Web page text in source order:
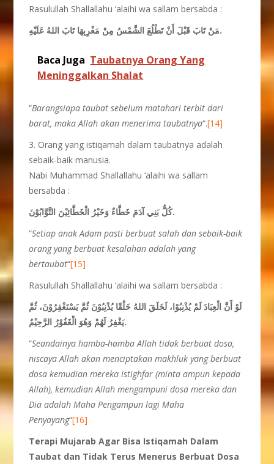
Rasulullah Shallallahu ‘alaihi wa sallam bersabda :
مَنْ تَابَ قَبْلَ أَنْ تَطْلُعَ الشَّمْسُ مِنْ مَغْرِبِهَا تَابَ اللهُ عَلَيْهِ.
Baca Juga Taubatnya Orang Yang
Meninggalkan Shalat
“Barangsiapa taubat sebelum matahari terbit dari
barat, maka Allah akan menerima taubatnya“.[14]
3. Orang yang istiqamah dalam taubatnya adalah
sebaik-baik manusia.
Nabi Muhammad Shallallahu ‘alaihi wa sallam
bersabda :
كُلُّ بَنِي آدَمَ خَطَّاءٌ وَخَيْرُ الْخَطَّائِيْنَ التَّوَّابُوْنَ.
“Setiap anak Adam pasti berbuat salah dan sebaik-baik
orang yang berbuat kesalahan adalah yang
bertaubat“[15]
Rasulullah Shallallahu ‘alaihi wa sallam bersabda :
لَوْ أَنَّ الْعِبَادَ لَمْ يُذْنِبُوْا، لَخَلَقَ اللهُ خَلْقًا يُذْنِبُوْنَ ثُمَّ يَسْتَغْفِرُوْنَ، ثُمَّ
يَغْفِرُ لَهُمْ وَهُوَ الْغَفُوْرُ الرَّحِيْمُ.
“Seandainya hamba-hamba Allah tidak berbuat dosa,
niscaya Allah akan menciptakan makhluk yang berbuat
dosa kemudian mereka istighfar (minta ampun kepada
Allah), kemudian Allah mengampuni dosa mereka dan
Dia adalah Maha Pengampun lagi Maha
Penyayang“[16]
Terapi Mujarab Agar Bisa Istiqamah Dalam
Taubat dan Tidak Terus Menerus Berbuat Dosa